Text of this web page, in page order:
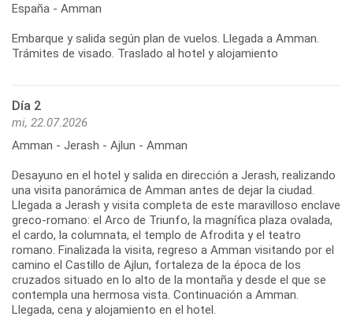
España - Amman
Embarque y salida según plan de vuelos. Llegada a Amman.
Trámites de visado. Traslado al hotel y alojamiento
Día 2
mi, 22.07.2026
Amman - Jerash - Ajlun - Amman
Desayuno en el hotel y salida en dirección a Jerash, realizando
una visita panorámica de Amman antes de dejar la ciudad.
Llegada a Jerash y visita completa de este maravilloso enclave
greco-romano: el Arco de Triunfo, la magnífica plaza ovalada,
el cardo, la columnata, el templo de Afrodita y el teatro
romano. Finalizada la visita, regreso a Amman visitando por el
camino el Castillo de Ajlun, fortaleza de la época de los
cruzados situado en lo alto de la montaña y desde el que se
contempla una hermosa vista. Continuación a Amman.
Llegada, cena y alojamiento en el hotel.